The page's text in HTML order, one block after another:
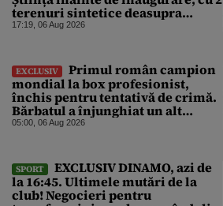
terenuri sintetice deasupra
tribunei
17:19, 06 Aug 2026
EXCLUSIV
Primul român campion
mondial la box profesionist,
închis pentru tentativă de crimă.
Bărbatul a înjunghiat un alt
interlop periculos
05:00, 06 Aug 2026
SPORT
EXCLUSIV DINAMO, azi de
la 16:45. Ultimele mutări de la
club! Negocieri pentru